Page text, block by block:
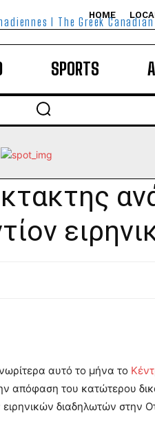
HOME
I The Greek
SPORTS
αυτό το μήνα το
απόφαση του κατώτερου
διαδηλωτών στην